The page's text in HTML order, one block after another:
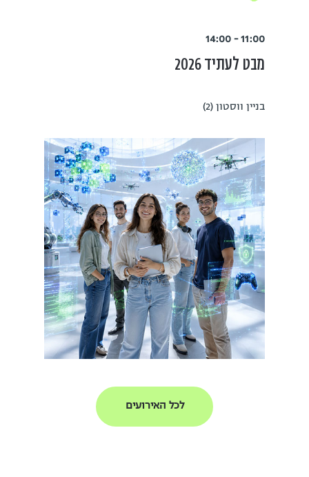
11:00 - 14:00
מבט לעתיד 2026
בניין ווסטון (2)
לכל האירועים